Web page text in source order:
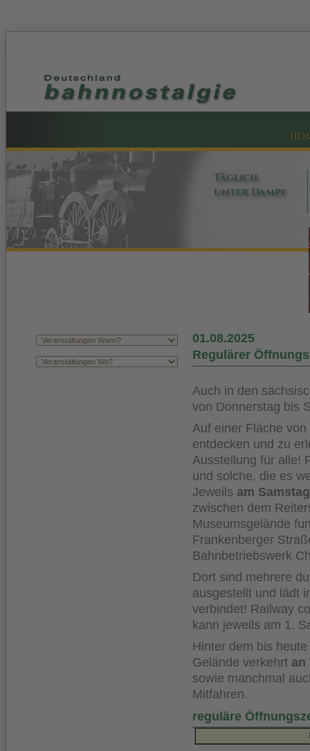
Täglich
unter Dampf
01.08.2025
Regulärer
Auch in den
von Donnerstag bis
Auf einer Fläche
entdecken und zu
Ausstellung für alle!
und solche, die es
Jeweils am
zwischen dem
Museumsgelände
Frankenberger
Bahnbetriebswerk
Dort sind mehrere
ausgestellt und lädt
verbindet! Railway
kann jeweils am 1.
Hinter dem bis
Gelände verkehrt an
sowie manchmal
Mitfahren.
reguläre